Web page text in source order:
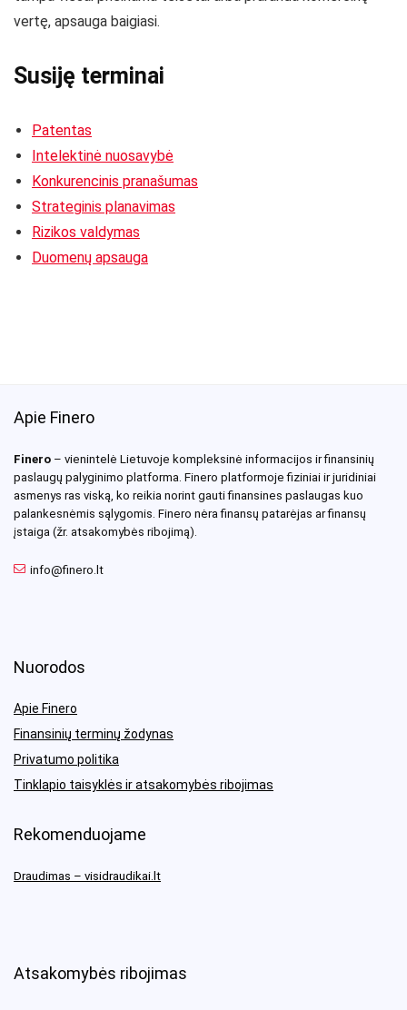
vertę, apsauga baigiasi.
Susiję terminai
Patentas
Intelektinė nuosavybė
Konkurencinis pranašumas
Strateginis planavimas
Rizikos valdymas
Duomenų apsauga
Apie Finero
Finero – vienintelė Lietuvoje kompleksinė informacijos ir finansinių
paslaugų palyginimo platforma. Finero platformoje fiziniai ir juridiniai
asmenys ras viską, ko reikia norint gauti finansines paslaugas kuo
palankesnėmis sąlygomis. Finero nėra finansų patarėjas ar finansų
įstaiga (žr. atsakomybės ribojimą).
info@finero.lt
Nuorodos
Apie Finero
Finansinių terminų žodynas
Privatumo politika
Tinklapio taisyklės ir atsakomybės ribojimas
Rekomenduojame
Draudimas – visidraudikai.lt
Atsakomybės ribojimas